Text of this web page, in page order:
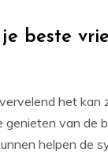
beste
het kan
van de
helpen de